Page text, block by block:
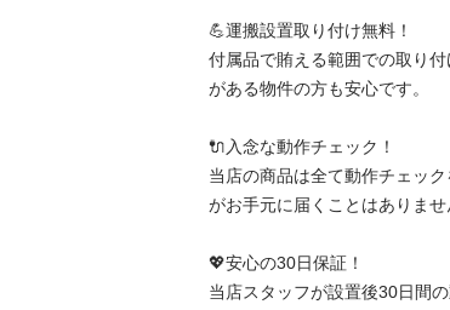
💪運搬設置取り付け無料！
付属品で賄える範囲での取り
がある物件の方も安心です。
🔌入念な動作チェック！
当店の商品は全て動作チェッ
がお手元に届くことはありませ
💖安心の30日保証！
当店スタッフが設置後30日間